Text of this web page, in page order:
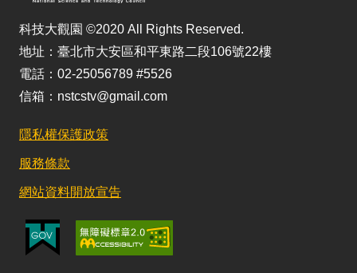
科技大觀園 ©2020 All Rights Reserved.
地址：臺北市大安區和平東路二段106號22樓
電話：02-25056789 #5526
信箱：nstcstv@gmail.com
隱私權保護政策
服務條款
網站資料開放宣告